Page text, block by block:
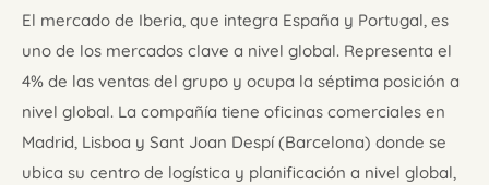
El mercado de Iberia, que integra España y Portugal, es
uno de los mercados clave a nivel global. Representa el
4% de las ventas del grupo y ocupa la séptima posición a
nivel global. La compañía tiene oficinas comerciales en
Madrid, Lisboa y Sant Joan Despí (Barcelona) donde se
ubica su centro de logística y planificación a nivel global,